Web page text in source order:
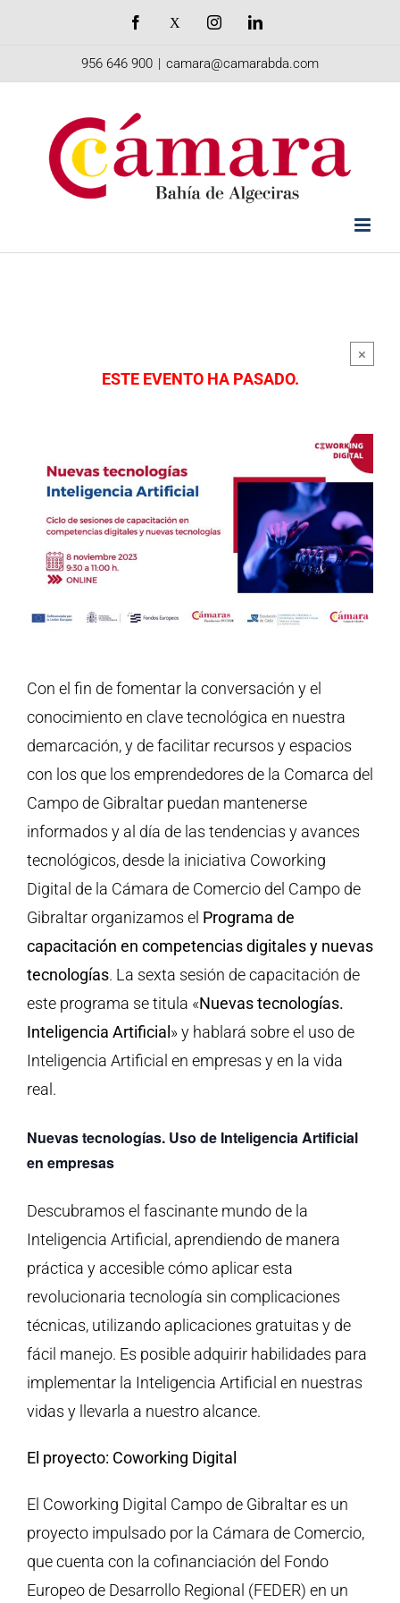
Facebook InstagramLinkedIn
956 646 900 | camara@camarabda.com
ESTE EVENTO HA PASADO.
×
Con el fin de fomentar la conversación y el
conocimiento en clave tecnológica en nuestra
demarcación, y de facilitar recursos y espacios
con los que los emprendedores de la Comarca del
Campo de Gibraltar puedan mantenerse
informados y al día de las tendencias y avances
tecnológicos, desde la iniciativa Coworking
Digital de la Cámara de Comercio del Campo de
Gibraltar organizamos el Programa de
capacitación en competencias digitales y nuevas
tecnologías. La sexta sesión de capacitación de
este programa se titula «Nuevas tecnologías.
Inteligencia Artificial » y hablará sobre el uso de
Inteligencia Artificial en empresas y en la vida
real.
Nuevas tecnologías. Uso de Inteligencia Artificial
en empresas
Descubramos el fascinante mundo de la
Inteligencia Artificial, aprendiendo de manera
práctica y accesible cómo aplicar esta
revolucionaria tecnología sin complicaciones
técnicas, utilizando aplicaciones gratuitas y de
fácil manejo. Es posible adquirir habilidades para
implementar la Inteligencia Artificial en nuestras
vidas y llevarla a nuestro alcance.
El proyecto: Coworking Digital
El Coworking Digital Campo de Gibraltar es un
proyecto impulsado por la Cámara de Comercio,
que cuenta con la cofinanciación del Fondo
Europeo de Desarrollo Regional (FEDER) en un